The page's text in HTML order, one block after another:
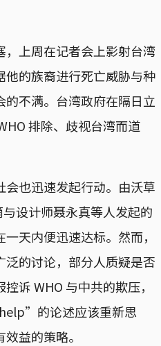
上周在记者会上影射台湾
的族裔进行死亡威胁与种
不满。台湾政府在隔日立
排除、歧视台湾而道
也迅速发起行动。由沃草
设计师聂永真等人发起的
天内便迅速达标。然而，
的讨论，部分人质疑是否
诉 WHO 与中共的欺压，
的论述应该重新思
益的策略。